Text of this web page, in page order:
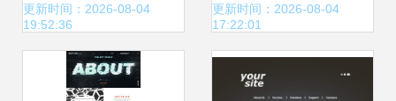
系统重塑网站建设
更新时间：2026-08-04
19:52:36
水果商店界面
更新时间：2026-08-04
17:22:01